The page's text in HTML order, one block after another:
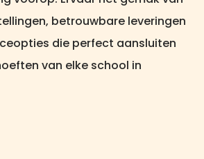
betrouwbare leveringen
die perfect aansluiten
van elke school in